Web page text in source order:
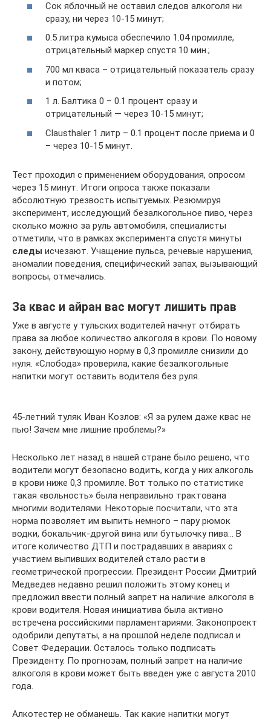
Сок яблочный не оставил следов алкоголя ни
сразу, ни через 10-15 минут;
0.5 литра кумыса обеспечило 1.04 промилле,
отрицательный маркер спустя 10 мин.;
700 мл кваса – отрицательный показатель сразу
и потом;
1 л. Балтика 0 – 0.1 процент сразу и
отрицательный — через 10-15 минут;
Clausthaler 1 литр – 0.1 процент после приема и 0
– через 10-15 минут.
Тест проходил с применением оборудования, опросом
через 15 минут. Итоги опроса также показали
абсолютную трезвость испытуемых. Резюмируя
эксперимент, исследующий безалкогольное пиво, через
сколько можно за руль автомобиля, специалисты
отметили, что в рамках эксперимента спустя минуты
следы исчезают. Учащение пульса, речевые нарушения,
аномалии поведения, специфический запах, вызывающий
вопросы, отмечались.
За квас и айран вас могут лишить прав
Уже в августе у тульских водителей начнут отбирать
права за любое количество алкоголя в крови. По новому
закону, действующую норму в 0,3 промилле снизили до
нуля. «Слобода» проверила, какие безалкогольные
напитки могут оставить водителя без руля.
45-летний туляк Иван Козлов: «Я за рулем даже квас не
пью! Зачем мне лишние проблемы?»
Несколько лет назад в нашей стране было решено, что
водители могут безопасно водить, когда у них алкоголь
в крови ниже 0,3 промилле. Вот только по статистике
такая «вольность» была неправильно трактована
многими водителями. Некоторые посчитали, что эта
норма позволяет им выпить немного – пару рюмок
водки, бокальчик-другой вина или бутылочку пива… В
итоге количество ДТП и пострадавших в авариях с
участием выпивших водителей стало расти в
геометрической прогрессии. Президент России Дмитрий
Медведев недавно решил положить этому конец и
предложил ввести полный запрет на наличие алкоголя в
крови водителя. Новая инициатива была активно
встречена российскими парламентариями. Законопроект
одобрили депутаты, а на прошлой неделе подписал и
Совет Федерации. Осталось только подписать
Президенту. По прогнозам, полный запрет на наличие
алкоголя в крови может быть введен уже с августа 2010
года.
Алкотестер не обманешь. Так какие напитки могут